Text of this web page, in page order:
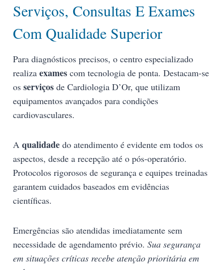
Serviços, Consultas E Exames
Com Qualidade Superior
Para diagnósticos precisos, o centro especializado
realiza exames com tecnologia de ponta. Destacam-se
os serviços de Cardiologia D’Or, que utilizam
equipamentos avançados para condições
cardiovasculares.
A qualidade do atendimento é evidente em todos os
aspectos, desde a recepção até o pós-operatório.
Protocolos rigorosos de segurança e equipes treinadas
garantem cuidados baseados em evidências
científicas.
Emergências são atendidas imediatamente sem
necessidade de agendamento prévio. Sua segurança
em situações críticas recebe atenção prioritária em